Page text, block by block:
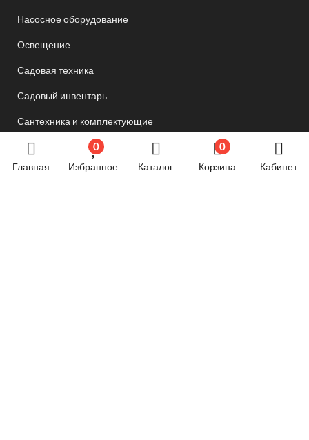
Главная
0
Избранное Каталог
0
Корзина Кабинет
Насосное оборудование
Освещение
Садовая техника
Садовый инвентарь
Сантехника и комплектующие
Сварочное оборудование
Силовая техника